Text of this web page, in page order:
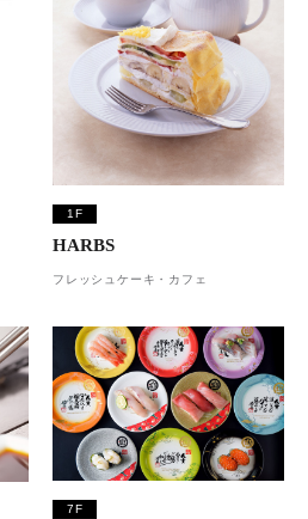
1F
HARBS
フレッシュケーキ・カフェ
7F